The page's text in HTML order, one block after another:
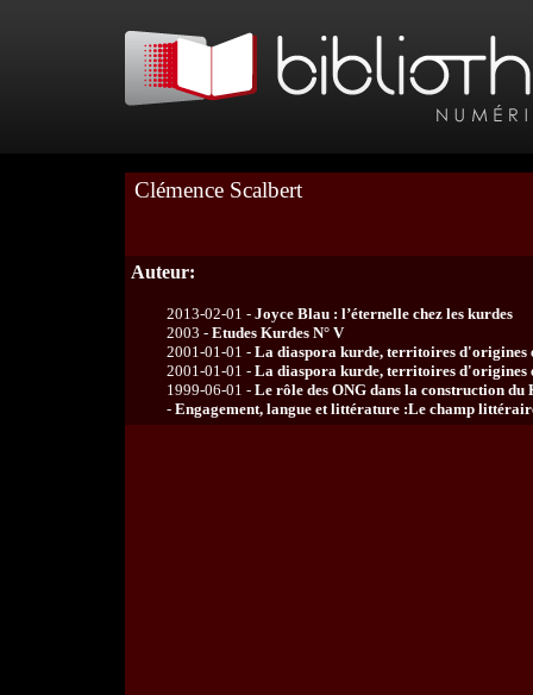
Clémence Scalbert
Auteur:
2013-02-01 - Joyce Blau : l’éternelle chez les kurdes
2003 - Etudes Kurdes N° V
2001-01-01 - La diaspora kurde, territoires d'origines
2001-01-01 - La diaspora kurde, territoires d'origines
1999-06-01 - Le rôle des ONG dans la construction du
- Engagement, langue et littérature :Le champ